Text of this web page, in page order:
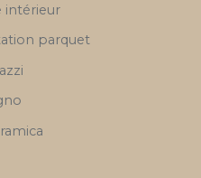
intérieur
parquet